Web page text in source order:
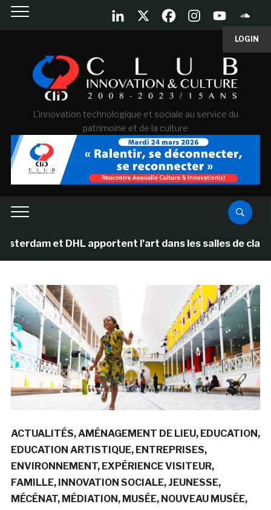
LOGIN
L'innovation technologique et sociale au service du
patrimoine et de la culture
et DHL apportent l’art dans les salles de classe des
ACTUALITÉS AMÉNAGEMENT DE LIEU EDUCATION
EDUCATION ARTISTIQUE ENTREPRISES
ENVIRONNEMENT EXPÉRIENCE VISITEUR
FAMILLE INNOVATION SOCIALE JEUNESSE
MÉCÉNAT MÉDIATION MUSÉE NOUVEAU MUSÉE